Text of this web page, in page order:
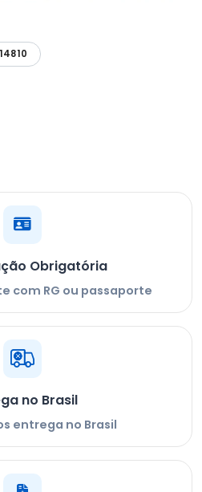
Obrigatória
com RG ou passaporte
no Brasil
entrega no Brasil